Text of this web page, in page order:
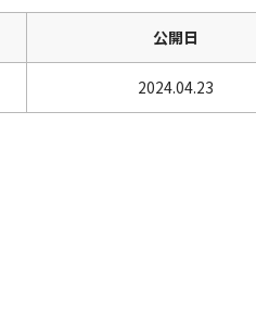
公開日
2024.04.23